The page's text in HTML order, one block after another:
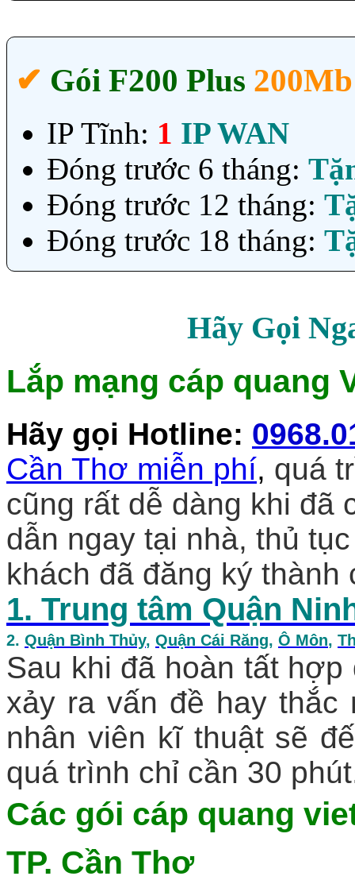
✔‎ Gói F200 Plus
IP Tĩnh: 1 IP WAN
Đóng trước 6 tháng:
Đóng trước 12 tháng:
Đóng trước 18 tháng:
Hãy Gọi
Lắp mạng cáp quang
Hãy gọi Hotline:
Cần Thơ miễn phí, quá
cũng rất dễ dàng khi đã
dẫn ngay tại nhà, thủ
khách đã đăng ký thành
1. Trung tâm Quận
2. Quận Bình Thủy, Quận Cái Răng, Ô Môn,
Sau khi đã hoàn tất
xảy ra vấn đề hay thắc
nhân viên kĩ thuật sẽ
quá trình chỉ cần 30
Các gói cáp quang
TP. Cần Thơ